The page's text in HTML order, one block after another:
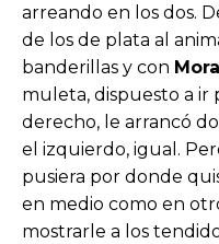
arreando en los dos.
de los de plata al
banderillas y con
muleta, dispuesto a ir
derecho, le arrancó
el izquierdo, igual.
pusiera por donde
en medio como en
mostrarle a los